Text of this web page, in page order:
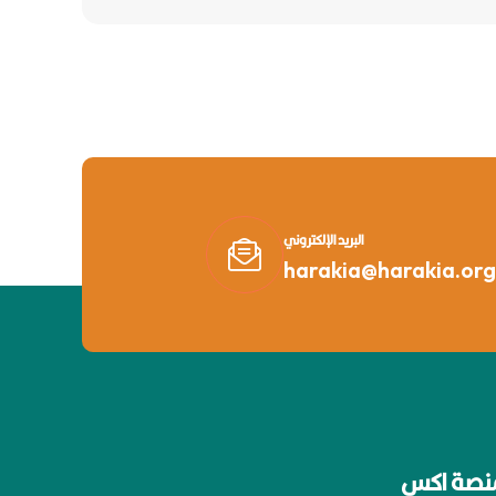
البريد الإلكتروني
اكس